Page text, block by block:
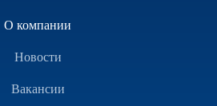
О компании
Новости
Вакансии